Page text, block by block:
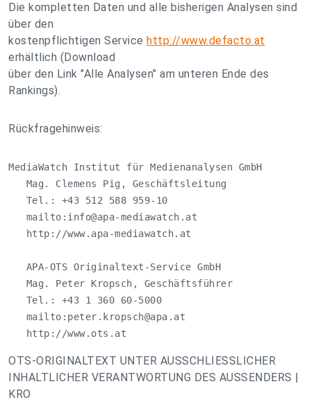
Die kompletten Daten und alle bisherigen Analysen sind
über den
kostenpflichtigen Service http://www.defacto.at
erhältlich (Download
über den Link "Alle Analysen" am unteren Ende des
Rankings).
Rückfragehinweis:
MediaWatch Institut für Medienanalysen GmbH
   Mag. Clemens Pig, Geschäftsleitung
   Tel.: +43 512 588 959-10
   mailto:
info@apa-mediawatch.at
   http://www.apa-mediawatch.at
   APA-OTS Originaltext-Service GmbH
   Mag. Peter Kropsch, Geschäftsführer
   Tel.: +43 1 360 60-5000
   mailto:
peter.kropsch@apa.at
   http://www.ots.at
OTS-ORIGINALTEXT UNTER AUSSCHLIESSLICHER
INHALTLICHER VERANTWORTUNG DES AUSSENDERS |
KRO